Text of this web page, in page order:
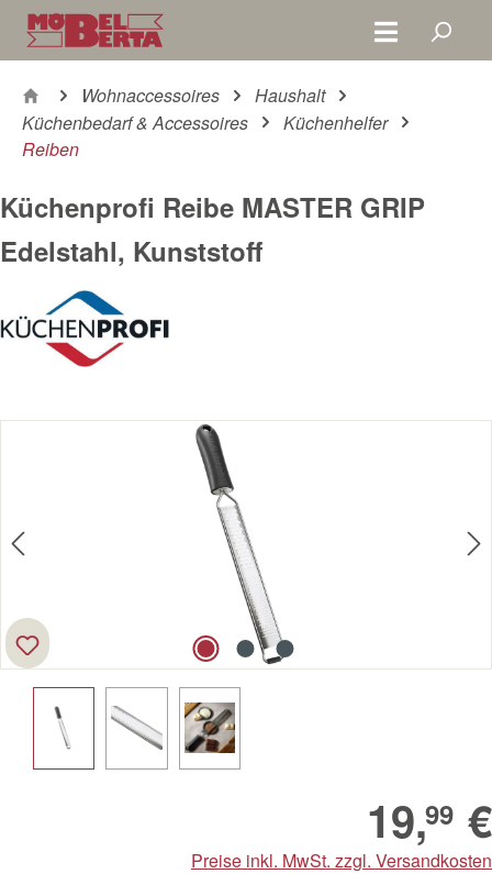
Zum Hauptinhalt springen
Wohnaccessoires
Haushalt
Küchenbedarf & Accessoires
Küchenhelfer
Reiben
Küchenprofi Reibe MASTER GRIP
Edelstahl, Kunststoff
Bildergalerie überspringen
19,99 €
Preise inkl. MwSt. zzgl. Versandkosten